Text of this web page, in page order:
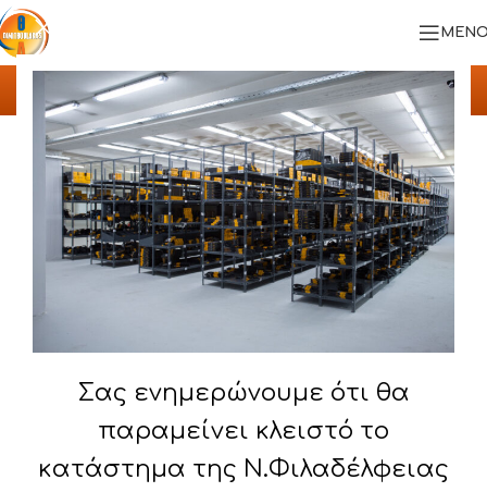
Σας ενημερώνουμε ότι θα
παραμείνει κλειστό το
κατάστημα της Ν.Φιλαδέλφειας
Αρχική σελίδα/ΠΛΑΣΤΙΚΑ ΚΟΥΤΙΑ ΤΑΞΙΝΟΜΗΣΗΣ